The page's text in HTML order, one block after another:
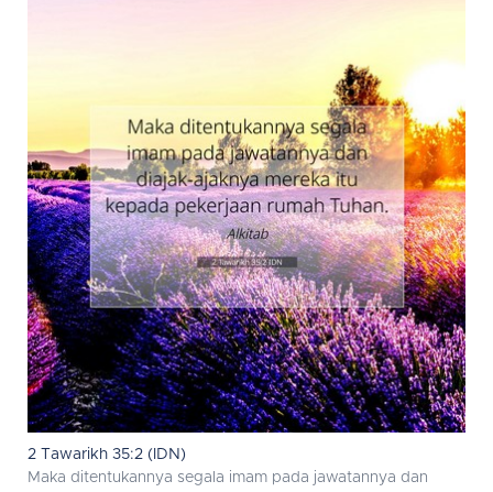
2 Tawarikh 35:2 (IDN)
Maka ditentukannya segala imam pada jawatannya dan